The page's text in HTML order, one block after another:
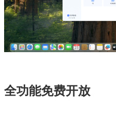
全功能免费开放